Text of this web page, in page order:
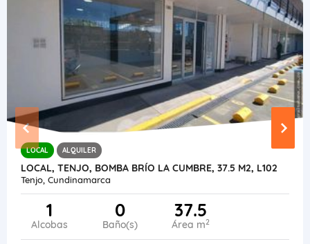
LOCAL ALQUILER
LOCAL, TENJO, BOMBA BRÍO LA CUMBRE, 37.5 M2, L102
Tenjo, Cundinamarca
1
Alcobas
0
Baño(s)
37.5
Área m2